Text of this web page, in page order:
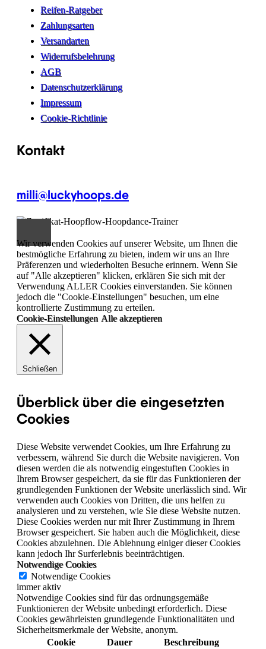
Reifen-Ratgeber
Zahlungsarten
Versandarten
Widerrufsbelehrung
AGB
Datenschutzerklärung
Impressum
Cookie-Richtlinie
Kontakt
milli@luckyhoops.de
Wir verwenden Cookies auf unserer Website, um Ihnen die
bestmögliche Erfahrung zu bieten, indem wir uns an Ihre
Präferenzen und wiederholten Besuche erinnern. Wenn Sie
auf "Alle akzeptieren" klicken, erklären Sie sich mit der
Verwendung ALLER Cookies einverstanden. Sie können
jedoch die "Cookie-Einstellungen" besuchen, um eine
kontrollierte Zustimmung zu erteilen.
Cookie-Einstellungen Alle akzeptieren
Schließen
Überblick über die eingesetzten
Cookies
Diese Website verwendet Cookies, um Ihre Erfahrung zu
verbessern, während Sie durch die Website navigieren. Von
diesen werden die als notwendig eingestuften Cookies in
Ihrem Browser gespeichert, da sie für das Funktionieren der
grundlegenden Funktionen der Website unerlässlich sind. Wir
verwenden auch Cookies von Dritten, die uns helfen zu
analysieren und zu verstehen, wie Sie diese Website nutzen.
Diese Cookies werden nur mit Ihrer Zustimmung in Ihrem
Browser gespeichert. Sie haben auch die Möglichkeit, diese
Cookies abzulehnen. Die Ablehnung einiger dieser Cookies
kann jedoch Ihr Surferlebnis beeinträchtigen.
Notwendige Cookies
Notwendige Cookies
immer aktiv
Notwendige Cookies sind für das ordnungsgemäße
Funktionieren der Website unbedingt erforderlich. Diese
Cookies gewährleisten grundlegende Funktionalitäten und
Sicherheitsmerkmale der Website, anonym.
Cookie
Dauer Beschreibung